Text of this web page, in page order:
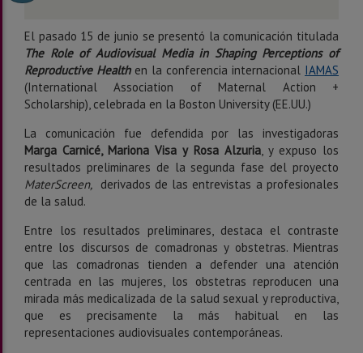
El pasado 15 de junio se presentó la comunicación titulada
The Role of Audiovisual Media in Shaping Perceptions of
Reproductive Healthen la conferencia internacional IAMAS
(International Association of Maternal Action +
Scholarship), celebrada en la Boston University (EE.UU.)
La comunicación fue defendida por las investigadoras
Marga Carnicé, Mariona Visa y Rosa Alzuria, y expuso los
resultados preliminares de la segunda fase del proyecto
MaterScreen, derivados de las entrevistas a profesionales
de la salud.
Entre los resultados preliminares, destaca el contraste
entre los discursos de comadronas y obstetras. Mientras
que las comadronas tienden a defender una atención
centrada en las mujeres, los obstetras reproducen una
mirada más medicalizada de la salud sexual y reproductiva,
que es precisamente la más habitual en las
representaciones audiovisuales contemporáneas.